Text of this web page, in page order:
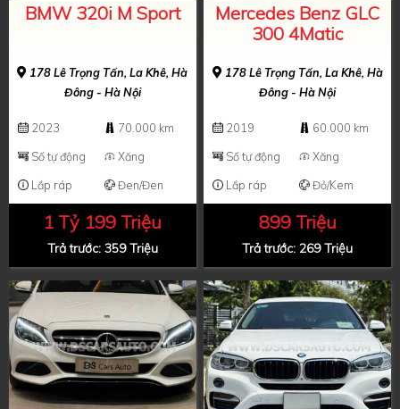
BMW 320i M Sport
178 Lê Trọng Tấn, La Khê, Hà
Đông - Hà Nội
2023
70.000 km
Số tự động
Xăng
Lắp ráp
Đen/Đen
1 Tỷ 199 Triệu
Trả trước: 359 Triệu
Mercedes Benz GLC
300 4Matic
178 Lê Trọng Tấn, La Khê, Hà
Đông - Hà Nội
2019
60.000 km
Số tự động
Xăng
Lắp ráp
Đỏ/Kem
899 Triệu
Trả trước: 269 Triệu